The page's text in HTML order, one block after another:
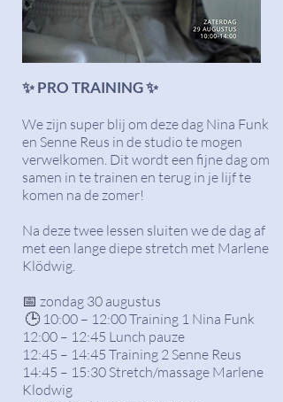
✨ PRO TRAINING✨
We zijn super blij om deze dag Nina Funk
en Senne Reus in de studio te mogen
verwelkomen. Dit wordt een fijne dag om
samen in te trainen en terug in je lijf te
komen na de zomer!
Na deze twee lessen sluiten we de dag af
met een lange diepe stretch met Marlene
Klödwig.
📅 zondag 30 augustus
🕒 10:00 – 12:00 Training 1 Nina Funk
12:00 – 12:45 Lunch pauze
12:45 – 14:45 Training 2 Senne Reus
14:45 – 15:30 Stretch/massage Marlene
Klodwig